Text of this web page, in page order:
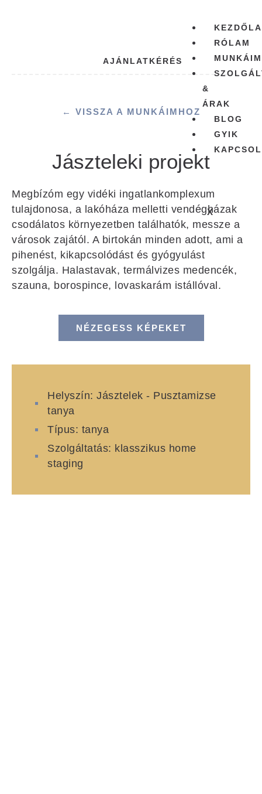
RÓLAM
MUNKÁIM
&
ÁRAK
BLOG
GYIK
X
AJÁNLATKÉRÉS
← VISSZA A MUNKÁIMHOZ
Jászteleki projekt
Megbízóm egy vidéki ingatlankomplexum
tulajdonosa, a lakóháza melletti vendégházak
csodálatos környezetben találhatók, messze a
városok zajától. A birtokán minden adott, ami a
pihenést, kikapcsolódást és gyógyulást
szolgálja. Halastavak, termálvizes medencék,
szauna, borospince, lovaskarám istállóval.
NÉZEGESS KÉPEKET
Helyszín: Jásztelek - Pusztamizse
tanya
Típus: tanya
Szolgáltatás: klasszikus home
staging